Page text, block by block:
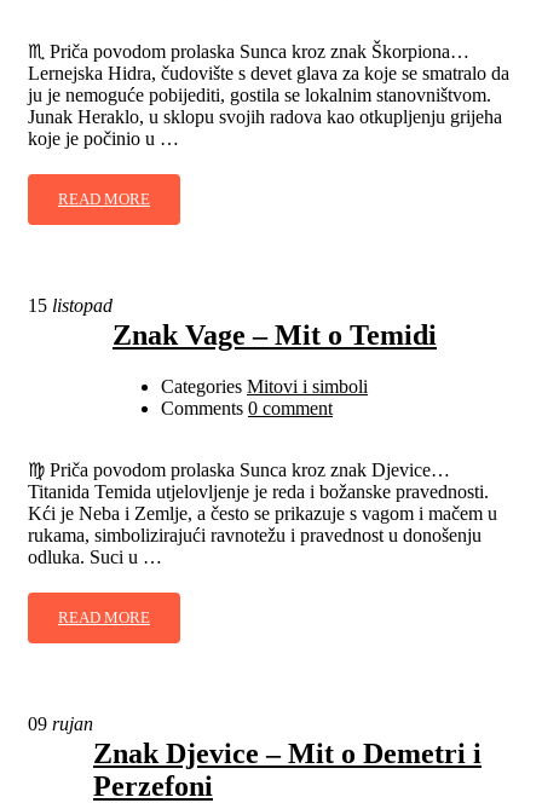
♏ Priča povodom prolaska Sunca kroz znak Škorpiona…
Lernejska Hidra, čudovište s devet glava za koje se smatralo da
ju je nemoguće pobijediti, gostila se lokalnim stanovništvom.
Junak Heraklo, u sklopu svojih radova kao otkupljenju grijeha
koje je počinio u …
READ MORE
15 listopad
Znak Vage – Mit o Temidi
Categories Mitovi i simboli
Comments 0 comment
♍ Priča povodom prolaska Sunca kroz znak Djevice…
Titanida Temida utjelovljenje je reda i božanske pravednosti.
Kći je Neba i Zemlje, a često se prikazuje s vagom i mačem u
rukama, simbolizirajući ravnotežu i pravednost u donošenju
odluka. Suci u …
READ MORE
09 rujan
Znak Djevice – Mit o Demetri i
Perzefoni